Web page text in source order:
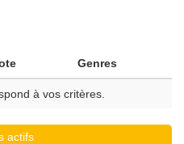
Genres
à vos critères.
actifs